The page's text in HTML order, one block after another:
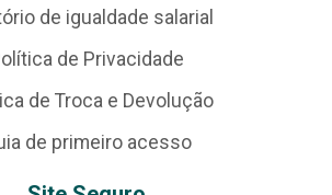
de igualdade salarial
de Privacidade
de Troca e Devolução
de primeiro acesso